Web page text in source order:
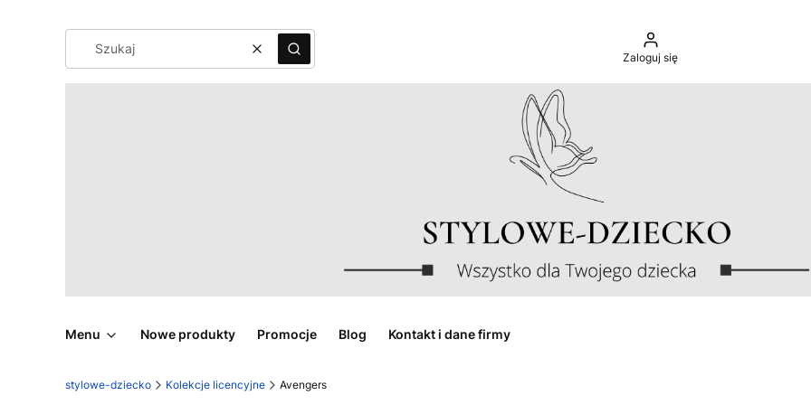
WyczyśćSzukaj Zaloguj się
Menu Nowe produkty Promocje Blog Kontakt i dane firmy
stylowe-dziecko Kolekcje licencyjne Avengers